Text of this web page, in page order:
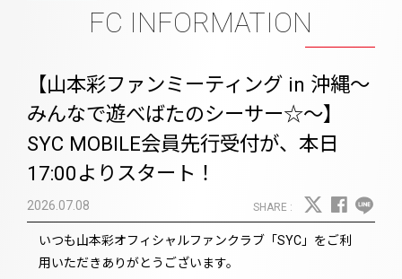
FC INFORMATION
【山本彩ファンミーティング in 沖縄〜
みんなで遊べばたのシーサー☆〜】
SYC MOBILE会員先行受付が、本日
17:00よりスタート！
2026.07.08
いつも山本彩オフィシャルファンクラブ「SYC」をご利
用いただきありがとうございます。